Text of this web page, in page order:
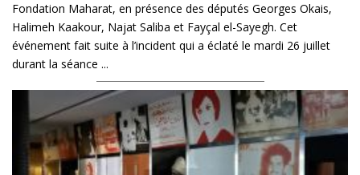
Fondation Maharat, en présence des députés Georges Okais,
Halimeh Kaakour, Najat Saliba et Fayçal el-Sayegh. Cet
événement fait suite à l’incident qui a éclaté le mardi 26 juillet
durant la séance ...